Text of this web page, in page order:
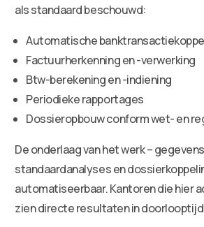
als standaard beschouwd:
Automatische
Factuurherkenning en -verwerking
Btw-berekening en -indiening
Periodieke rapportages
Dossieropbouw conform wet- en
De onderlaag van het werk –
standaardanalyses en
automatiseerbaar. Kantoren die hier
zien directe resultaten in